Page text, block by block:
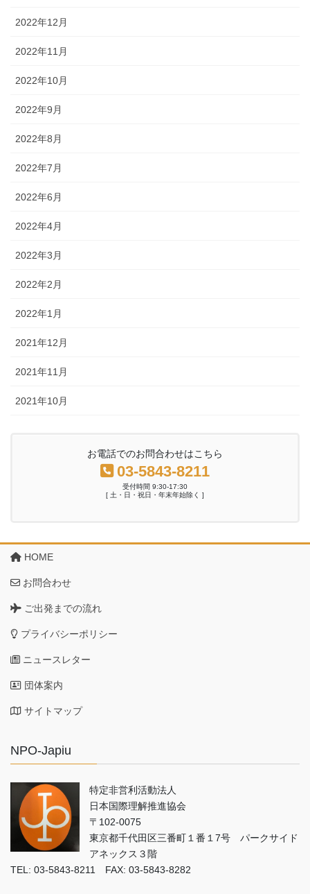
2022年12月
2022年11月
2022年10月
2022年9月
2022年8月
2022年7月
2022年6月
2022年4月
2022年3月
2022年2月
2022年1月
2021年12月
2021年11月
2021年10月
お電話でのお問合わせはこちら
03-5843-8211
受付時間 9:30-17:30
[ 土・日・祝日・年末年始除く ]
HOME
お問合わせ
ご出発までの流れ
プライバシーポリシー
ニュースレター
団体案内
サイトマップ
NPO-Japiu
特定非営利活動法人
日本国際理解推進協会
〒102-0075
東京都千代田区三番町１番１7号 パークサイド
アネックス３階
TEL: 03-5843-8211 FAX: 03-5843-8282